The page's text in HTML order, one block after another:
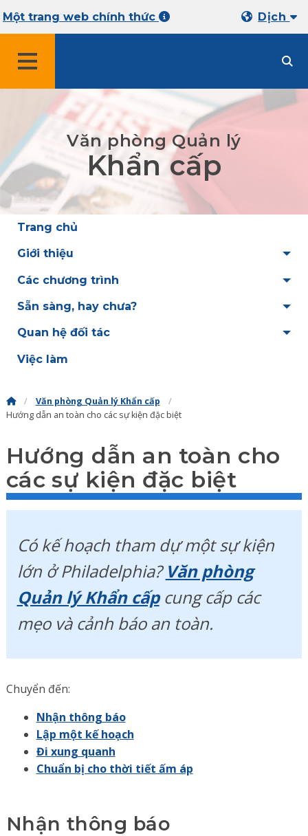
Một trang web chính thức Dịch
Văn phòng Quản lý
Khẩn cấp
Trang chủ
Giới thiệu
Các chương trình
Sẵn sàng, hay chưa?
Quan hệ đối tác
Việc làm
Văn phòng Quản lý Khẩn cấp
Hướng dẫn an toàn cho các sự kiện đặc biệt
Hướng dẫn an toàn cho
các sự kiện đặc biệt
Có kế hoạch tham dự một sự kiện
lớn ở Philadelphia?Văn phòng
Quản lý Khẩn cấpcung cấp các
mẹo và cảnh báo an toàn.
Chuyển đến:
Nhận thông báo
Lập một kế hoạch
Đi xung quanh
Chuẩn bị cho thời tiết ấm áp
Nhận thông báo